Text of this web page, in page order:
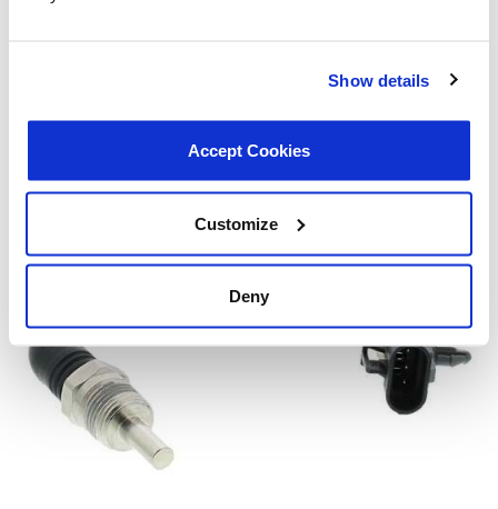
Show details
Accept Cookies
Customize
Deny